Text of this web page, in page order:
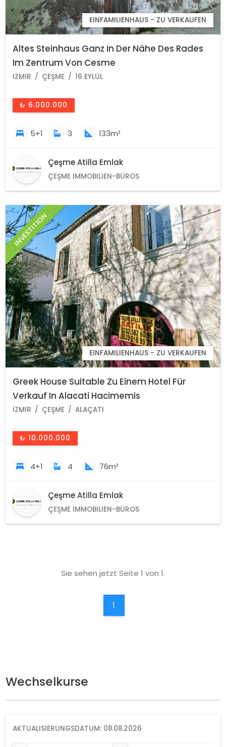
EINFAMILIENHAUS - ZU VERKAUFEN
Altes Steinhaus Ganz In Der Nähe Des Rades
Im Zentrum Von Cesme
İZMIR ÇEŞME 16 EYLÜL
₺ 6.000.000
5+1 3 133m²
Çeşme Atilla Emlak
ÇEŞME IMMOBILIEN-BÜROS
INVESTITION
EINFAMILIENHAUS - ZU VERKAUFEN
Greek House Suitable Zu Einem Hotel Für
Verkauf In Alacati Hacimemis
İZMIR ÇEŞME ALAÇATI
₺ 10.000.000
4+1 4 76m²
Çeşme Atilla Emlak
ÇEŞME IMMOBILIEN-BÜROS
Sie sehen jetzt Seite 1 von 1.
1
Wechselkurse
AKTUALISIERUNGSDATUM: 08.08.2026